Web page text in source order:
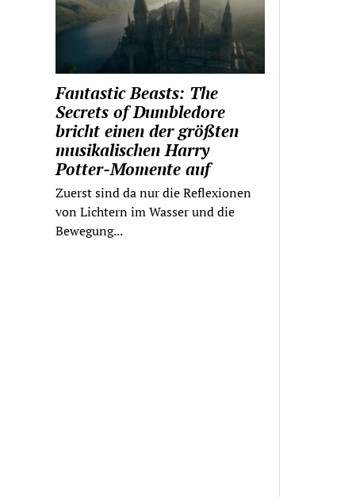
Fantastic Beasts: The
Secrets of Dumbledore
bricht einen der größten
musikalischen Harry
Potter-Momente auf
Zuerst sind da nur die Reflexionen
von Lichtern im Wasser und die
Bewegung...